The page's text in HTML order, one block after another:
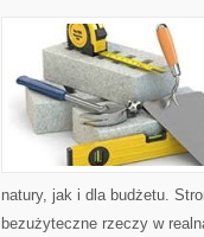
natury, jak i dla budżetu.
bezużyteczne rzeczy w